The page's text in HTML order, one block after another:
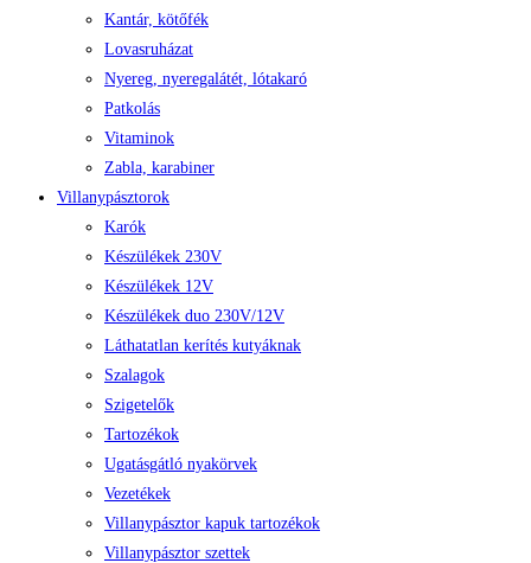
Kantár, kötőfék
Lovasruházat
Nyereg, nyeregalátét, lótakaró
Patkolás
Vitaminok
Zabla, karabiner
Villanypásztorok
Karók
Készülékek 230V
Készülékek 12V
Készülékek duo 230V/12V
Láthatatlan kerítés kutyáknak
Szalagok
Szigetelők
Tartozékok
Ugatásgátló nyakörvek
Vezetékek
Villanypásztor kapuk tartozékok
Villanypásztor szettek